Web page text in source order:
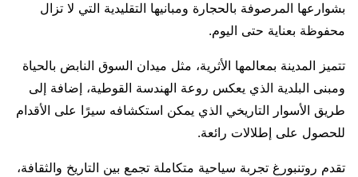
بشوارعها المرصوفة بالحجارة ومبانيها التقليدية التي لا تزال
محفوظة بعناية حتى اليوم.
تتميز المدينة بمعالمها الأثرية، مثل ميدان السوق النابض بالحياة
ومبنى البلدية الذي يعكس روعة الهندسة القوطية، إضافة إلى
طريق الأسوار التاريخي الذي يمكن استكشافه سيرًا على الأقدام
للحصول على إطلالات رائعة.
تقدم روتنبورغ تجربة سياحية متكاملة تجمع بين التاريخ والثقافة،